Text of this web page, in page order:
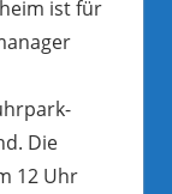
ist für
Die
12 Uhr